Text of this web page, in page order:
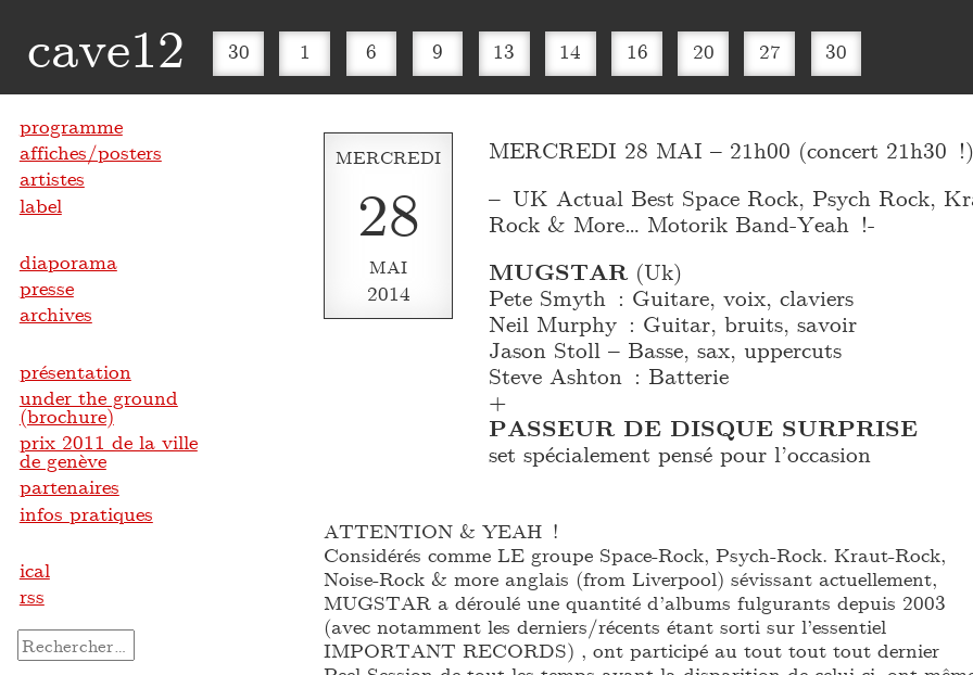
cave12 30 1 6 9 13 14 16 20 27 30
MERCREDI
28
MAI
2014
MERCREDI 28 MAI – 21h00 (concert 21h30 !)
– UK Actual Best Space Rock, Psych Rock,
Rock & More… Motorik Band-Yeah !-
MUGSTAR(Uk)
Pete Smyth : Guitare, voix, claviers
Neil Murphy : Guitar, bruits, savoir
Jason Stoll – Basse, sax, uppercuts
Steve Ashton : Batterie
+
PASSEUR DE DISQUE SURPRISE
set spécialement pensé pour l’occasion
ATTENTION & YEAH !
Considérés comme LE groupe Space-Rock, Psych-Rock. Kraut-Rock,
Noise-Rock & more anglais (from Liverpool) sévissant actuellement,
MUGSTAR a déroulé une quantité d’albums fulgurants depuis 2003
(avec notamment les derniers/récents étant sorti sur l’essentiel
IMPORTANT RECORDS) , ont participé au tout tout tout dernier
programme
affiches/posters
artistes
label
diaporama
presse
archives
présentation
under the ground
(brochure)
prix 2011 de la ville
de genève
partenaires
infos pratiques
ical
rss
Rechercher :